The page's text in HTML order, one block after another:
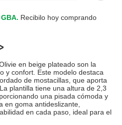
Recibilo hoy comprando
en beige plateado son la
y confort. Este modelo destaca
de mostacillas, que aporta
plantilla tiene una altura de 2,3
una pisada cómoda y
en goma antideslizante,
en cada paso, ideal para el